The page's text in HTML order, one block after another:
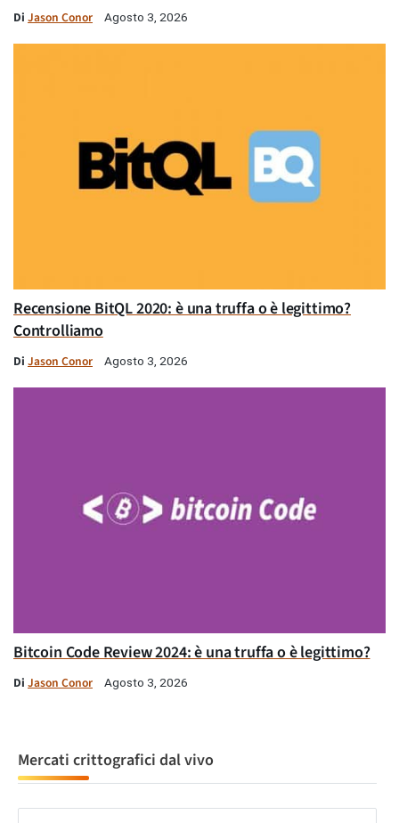
Di Jason Conor Agosto 3, 2026
Recensione BitQL 2020: è una truffa o è legittimo?
Controlliamo
Di Jason Conor Agosto 3, 2026
Bitcoin Code Review 2024: è una truffa o è legittimo?
Di Jason Conor Agosto 3, 2026
Mercati crittografici dal vivo